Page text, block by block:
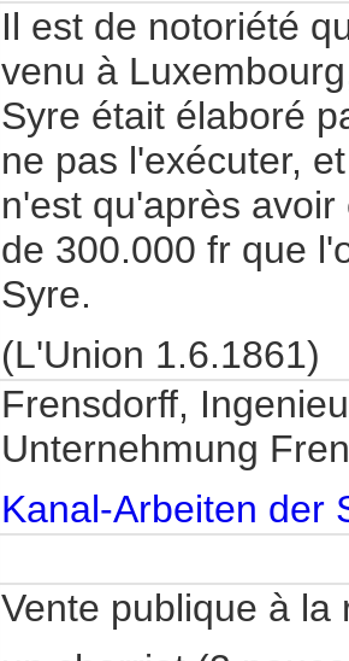
Il est de notoriété
venu à
Syre était élaboré
ne pas l'exécuter,
n'est qu'après
de 300.000 fr que
Syre.
(L'Union 1.6.1861)
Frensdorff,
Unternehmung
Kanal-Arbeiten der
Vente publique à la